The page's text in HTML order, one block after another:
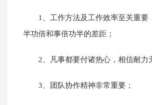
1、工作方法及工作效率至关重要
半功倍和事倍功半的差距；
2、凡事都要付诸热心，相信耐力
3、团队协作精神非常重要；